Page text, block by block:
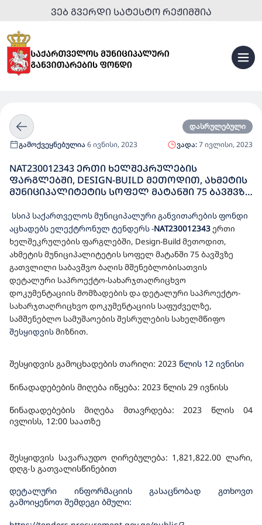
ᲕᲔᲑ ᲒᲕᲔᲠᲓᲘ ᲡᲐᲢᲔᲡᲢᲝ ᲠᲔᲟᲘᲛᲨᲘᲐ
დასრულებული
გამოქვეყნებულია 6 ივნისი, 2023 ვადა:7 ივლისი, 2023
NAT230012343 ᲔᲠᲗᲘ ᲮᲔᲚᲨᲔᲙᲠᲣᲚᲔᲑᲘᲡ
ᲤᲐᲠᲒᲚᲔᲑᲨᲘ, DESIGN-BUILD ᲛᲔᲗᲝᲓᲘᲗ, ᲐᲮᲛᲔᲢᲘᲡ
ᲛᲣᲜᲘᲪᲘᲞᲐᲚᲘᲢᲔᲢᲘᲡ ᲡᲝᲤᲔᲚ ᲛᲐᲢᲐᲜᲨᲘ 75 ᲑᲐᲕᲨᲕᲖᲔ
ᲛᲨᲔᲜᲔᲑᲚᲝᲑᲘᲡᲐᲗᲕᲘᲡ ᲓᲔᲢᲐᲚᲣᲠᲘ ᲡᲐᲞᲠᲝᲔᲥᲢᲝ-
ᲡᲐᲮᲐᲠᲯᲗᲐᲦᲠᲘᲪᲮᲕᲝ ᲓᲝᲙᲣᲛᲔᲜᲢᲐᲪᲘᲘᲡ
ᲛᲝᲛᲖᲐᲓᲔᲑᲘᲡ ᲓᲐ ᲓᲔᲢᲐᲚᲣᲠᲘ ᲡᲐᲞᲠᲝᲔᲥᲢᲝ-
ᲡᲐᲮᲐᲠᲯᲗᲐᲦᲠᲘᲪᲮᲕᲝ ᲓᲝᲙᲣᲛᲔᲜᲢᲐᲪᲘᲘᲡ
ᲡᲐᲤᲣᲫᲕᲔᲚᲖᲔ, ᲡᲐᲛᲨᲔᲜᲔᲑᲚᲝ ᲡᲐᲛᲣᲨᲐᲝᲔᲑᲘᲡ
ᲨᲔᲡᲠᲣᲚᲔᲑᲘᲡ ᲡᲐᲮᲔᲚᲛᲬᲘᲤᲝ ᲨᲔᲡᲧᲘᲓᲕᲐ
სსიპ საქართველოს მუნიციპალური განვითარების ფონდი
აცხადებს ელექტრონულ ტენდერს-NAT230012343ერთი
ხელშეკრულების ფარგლებში, Design-Build მეთოდით,
ახმეტის მუნიციპალიტეტის სოფელ მატანში 75 ბავშვზე
გათვლილი საბავშვო ბაღისმშენებლობისათვის
დეტალური საპროექტო-სახარჯთაღრიცხვო
დოკუმენტაციის მომზადების და დეტალური საპროექტო-
სახარჯთაღრიცხვო დოკუმენტაციის საფუძველზე,
სამშენებლო სამუშაოების შესრულების სახელმწიფო
შესყიდვისმიზნით.
შესყიდვის გამოცხადების თარიღი: 2023 წლის 12 ივნისი
წინადადებების მიღება იწყება: 2023 წლის 29 ივნისს
წინადადებების მიღება მთავრდება: 2023 წლის 04
ივლისს, 12:00 საათზე
შესყიდვის სავარაუდო ღირებულება: 1,821,822.00 ლარი,
დღგ-ს გათვალისწინებით
დეტალური ინფორმაციის გასაცნობად გთხოვთ
გამოიყენოთ შემდეგი ბმული: